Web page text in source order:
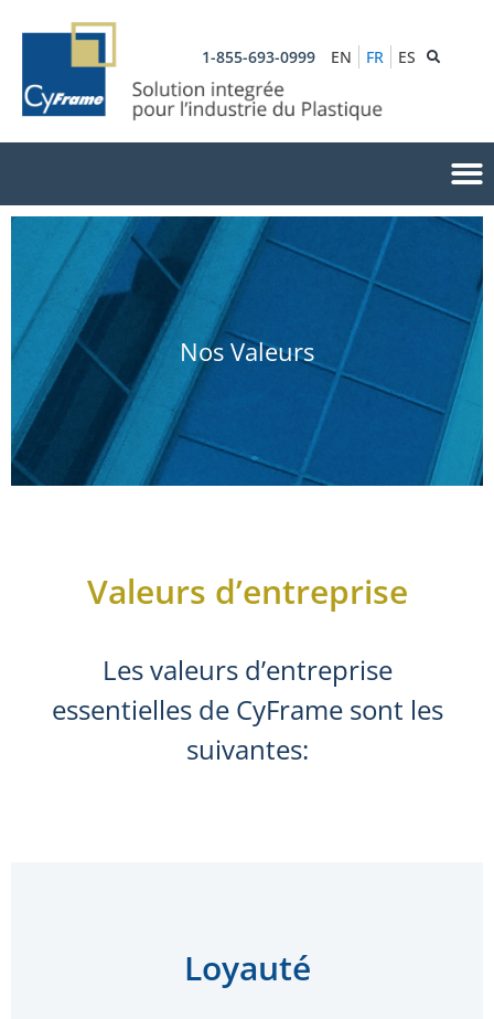
1-855-693-0999 EN FR ES
Nos Valeurs
Valeurs d’entreprise
Les valeurs d’entreprise
essentielles de CyFrame sont les
suivantes:
Loyauté